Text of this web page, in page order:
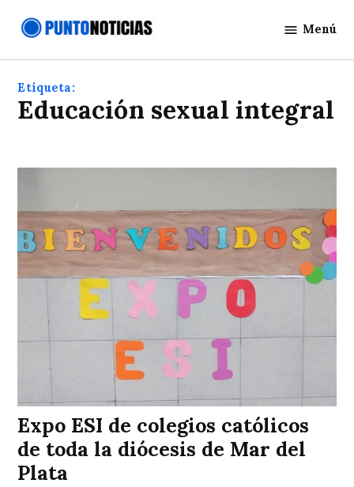
Noticias
Menú
Etiqueta:
Educación sexual integral
Expo ESI de colegios católicos
de toda la diócesis de Mar del
Plata